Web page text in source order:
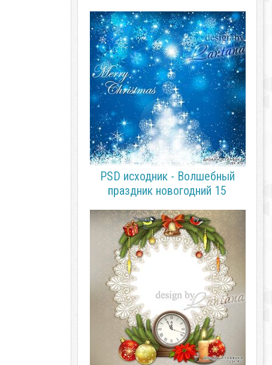
PSD исходник - Волшебный
праздник новогодний 15